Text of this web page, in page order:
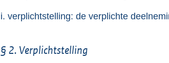
i. verplichtstelling: de verplichte
§ 2. Verplichtstelling